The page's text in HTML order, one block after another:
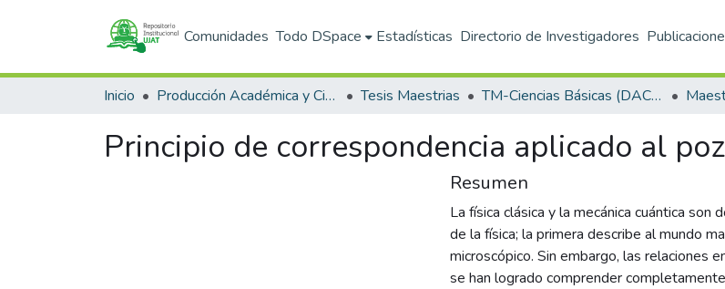
Comunidades Todo DSpace Estadísticas Directorio de Investigadores
Inicio Producción Académica y Científica Tesis Maestrias TM-Ciencias Básicas (DACB)
Principio de correspondencia aplicado al
Resumen
La física clásica y la mecánica cuántica
de la física; la primera describe al mundo
microscópico. Sin embargo, las relaciones
se han logrado comprender